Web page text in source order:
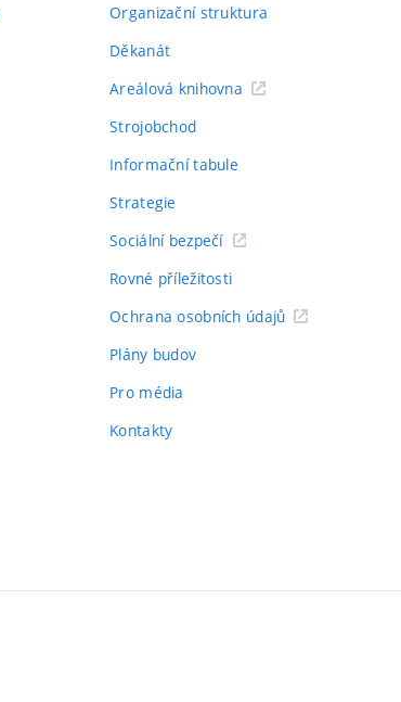
Organizační struktura
Děkanát
Areálová knihovna
Strojobchod
Informační tabule
Strategie
Sociální bezpečí
Rovné příležitosti
Ochrana osobních údajů
Plány budov
Pro média
Kontakty